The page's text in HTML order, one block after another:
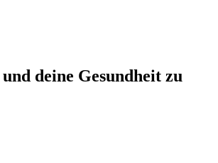
deine Gesundheit zu